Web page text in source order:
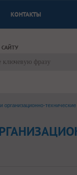
КОНТАКТЫ
организационно-технические